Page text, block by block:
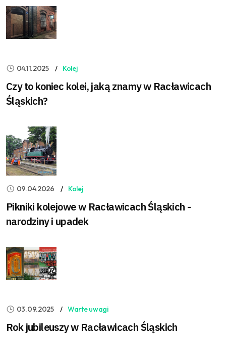
04.11.2025 Kolej
Czy to koniec kolei, jaką znamy w Racławicach
Śląskich?
09.04.2026 Kolej
Pikniki kolejowe w Racławicach Śląskich -
narodziny i upadek
03.09.2025 Warte uwagi
Rok jubileuszy w Racławicach Śląskich